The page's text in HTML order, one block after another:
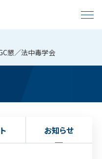
懇／法中毒学会
お知らせ